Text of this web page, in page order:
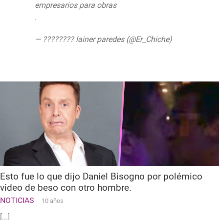
empresarios para obras
.
— ???????? lainer paredes (@Er_Chiche)
Esto fue lo que dijo Daniel Bisogno por polémico
video de beso con otro hombre.
NOTICIAS 10 años
[...]